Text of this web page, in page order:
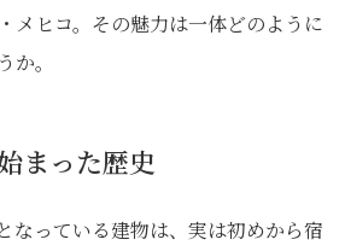
メヒコ。その魅力は一体どのように
か。
まった歴史
なっている建物は、実は初めから宿